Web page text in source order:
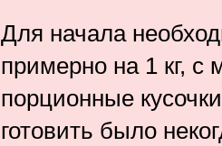
Для начала
примерно на 1 кг,
порционные
готовить было